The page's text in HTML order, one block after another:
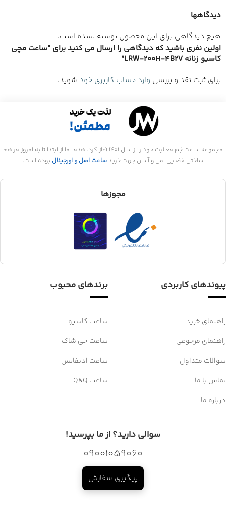
دیدگاهها
هیچ دیدگاهی برای این محصول نوشته نشده است.
اولین نفری باشید که دیدگاهی را ارسال می کنید برای “ساعت مچی
کاسیو زنانه LRW-200H-4B2V”
برای ثبت نقد و بررسی وارد حساب کاربری خود شوید.
مجموعه ساعت جَم فعالیت خود را از سال 1401 آغاز کرد. هدف ما از ابتدا تا به امروز فراهم
ساختن فضایی امن و آسان جهت خرید ساعت اصل و اورجینال بوده است.
مجوزها
پیوندهای کاربردی
راهنمای خرید
راهنمای مرجوعی
سوالات متداول
تماس با ما
درباره ما
برندهای محبوب
ساعت کاسیو
ساعت جی شاک
ساعت ادیفایس
ساعت Q&Q
سوالی دارید؟ از ما بپرسید!
09001059060
پیگیری سفارش